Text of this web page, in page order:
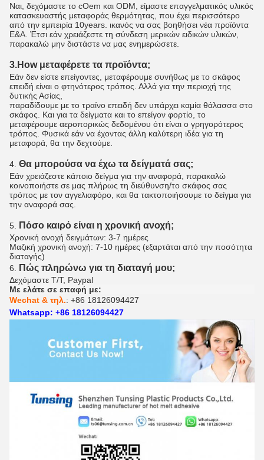
Ναι, δεχόμαστε το cOem και ODM, είμαστε επαγγελματικός υλικός
κατασκευαστής μεταφοράς θερμότητας, που έχει περισσότερο
από την εμπειρία 10years. ικανός να σας βοηθήσει νέα προϊόντα
Ε&Α. Έτσι εάν χρειάζεστε τη σύνδεση μερικών ειδικών υλικών,
παρακαλώ μην διστάστε να μας ενημερώσετε.
3.How μεταφέρετε τα προϊόντα;
Εάν δεν είστε επείγοντες, μεταφέρουμε συνήθως με το σκάφος
επειδή είναι ο φτηνότερος τρόπος. Αλλά για την περιοχή της
δυτικής Ασίας,
παραδίδουμε με το τραίνο επειδή δεν υπάρχει καμία θάλασσα στο
σκάφος. Και για τα δείγματα και το επείγον φορτίο, το
μεταφέρουμε αεροπορικώς δεδομένου ότι είναι ο γρηγορότερος
τρόπος. Φυσικά εάν να έχοντας άλλη καλύτερη ιδέα για τη
μεταφορά, θα την δεχτούμε.
4. Θα μπορούσα να έχω τα δείγματά σας;
Εάν χρειάζεστε κάποιο δείγμα για την αναφορά, παρακαλώ
κοινοποιήστε σε μας πλήρως τη διεύθυνση/το σκάφος σας
τρόπος με τον αγγελιαφόρο, και θα τακτοποιήσουμε το δείγμα για
την αναφορά σας.
5. Πόσο καιρό είναι η χρονική ανοχή;
Χρονική ανοχή δειγμάτων: 3-7 ημέρες
Μαζική χρονική ανοχή: 7-10 ημέρες (εξαρτάται από την ποσότητα
διαταγής)
6.
Πώς πληρώνω για τη διαταγή μου;
Δεχόμαστε T/T, Paypal
Με ελάτε σε επαφή με:
Wechat & τηλ.: +86 18126094427
Whatsapp: +86 18126094427